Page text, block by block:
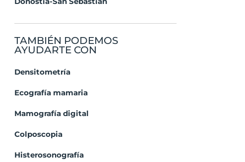
TAMBIÉN PODEMOS
AYUDARTE CON
Densitometría
Ecografía mamaria
Mamografía digital
Colposcopia
Histerosonografía